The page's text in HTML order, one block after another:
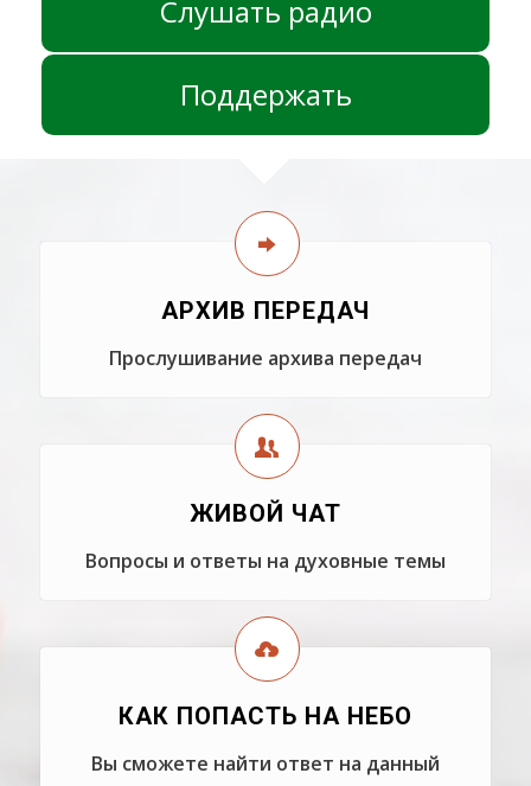
Слушать радио
Поддержать
АРХИВ ПЕРЕДАЧ
Прослушивание архива передач
ЖИВОЙ ЧАТ
Вопросы и ответы на духовные темы
КАК ПОПАСТЬ НА НЕБО
Вы сможете найти ответ на данный